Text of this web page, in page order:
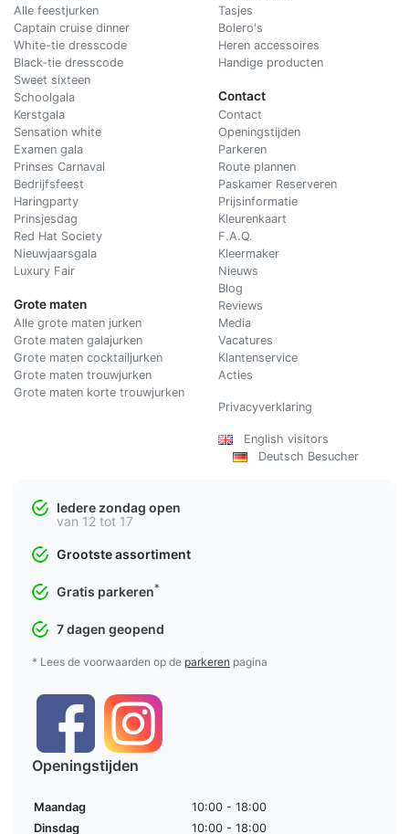
Alle feestjurken
Captain cruise dinner
White-tie dresscode
Black-tie dresscode
Sweet sixteen
Schoolgala
Kerstgala
Sensation white
Examen gala
Prinses Carnaval
Bedrijfsfeest
Haringparty
Prinsjesdag
Red Hat Society
Nieuwjaarsgala
Luxury Fair
Grote maten
Alle grote maten jurken
Grote maten galajurken
Grote maten cocktailjurken
Grote maten trouwjurken
Grote maten korte trouwjurken
Tasjes
Bolero's
Heren accessoires
Handige producten
Contact
Contact
Openingstijden
Parkeren
Route plannen
Paskamer Reserveren
Prijsinformatie
Kleurenkaart
F.A.Q.
Kleermaker
Nieuws
Blog
Reviews
Media
Vacatures
Klantenservice
Acties
Privacyverklaring
English visitors
Deutsch Besucher
Iedere zondag open
van 12 tot 17
Grootste assortiment
Gratis parkeren*
7 dagen geopend
* Lees de voorwaarden op de parkeren pagina
Openingstijden
Maandag
10:00 - 18:00
Dinsdag
10:00 - 18:00